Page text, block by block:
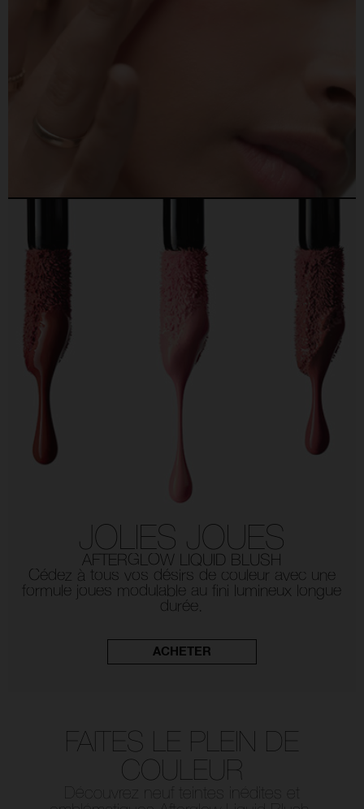
JOLIES JOUES
AFTERGLOW LIQUID BLUSH
Cédez à tous vos désirs de couleur avec une
formule joues modulable au fini lumineux longue
durée.
ACHETER
FAITES LE PLEIN DE
COULEUR
Découvrez neuf teintes inédites et